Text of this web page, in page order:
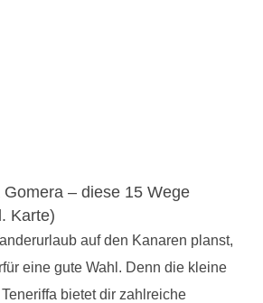
– diese 15 Wege
Karte)
auf den Kanaren planst,
eine gute Wahl. Denn die kleine
bietet dir zahlreiche